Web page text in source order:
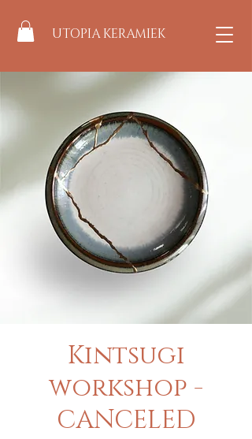
UTOPIA KERAMIEK
Kintsugi
workshop -
CANCELED